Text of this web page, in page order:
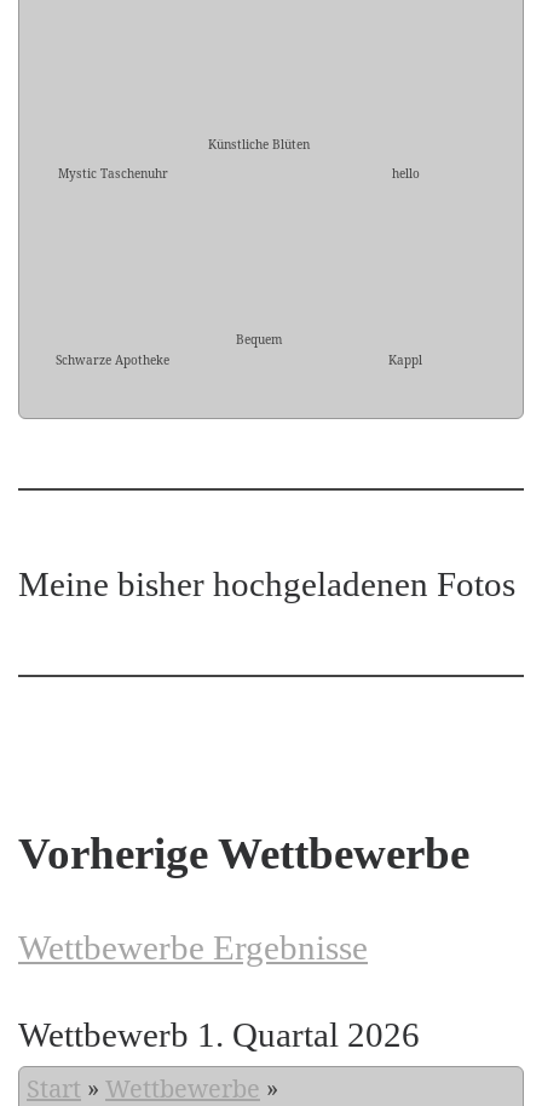
Mystic Taschenuhr
Künstliche Blüten
hello
Schwarze Apotheke
Bequem
Kappl
Meine bisher hochgeladenen Fotos
Vorherige Wettbewerbe
Wettbewerbe Ergebnisse
Wettbewerb 1. Quartal 2026
Start » Wettbewerbe »